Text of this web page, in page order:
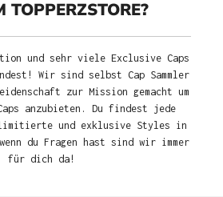
TOPPERZSTORE?
und sehr viele Exclusive Caps
Wir sind selbst Cap Sammler
zur Mission gemacht um
anzubieten. Du findest jede
limitierte und exklusive Styles in
du Fragen hast sind wir immer
für dich da!